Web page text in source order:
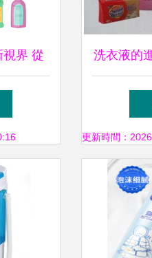
界 從
的品牌
洗衣液的
更新時間：